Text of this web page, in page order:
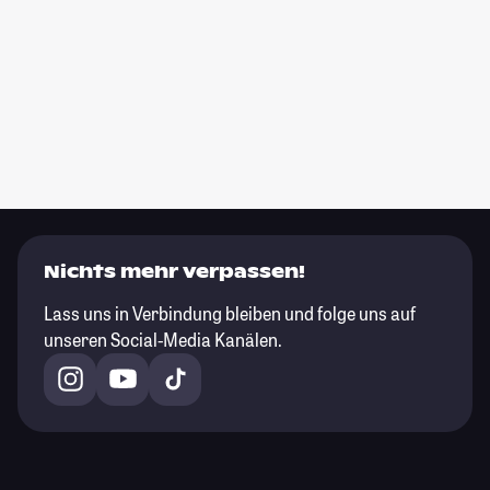
Nichts mehr verpassen!
Lass uns in Verbindung bleiben und folge uns auf
unseren Social-Media Kanälen.